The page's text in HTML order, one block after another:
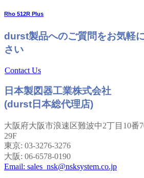
Rho 512R Plus
durst製品へのご質問をお気軽
さい
Contact Us
日本製図器工業株式会社
(durst日本総代理店)
大阪府大阪市浪速区難波中2丁目10番
29F
東京: 03-3276-3276
大阪: 06-6578-0190
Email: sales_nsk@nsksystem.co.jp